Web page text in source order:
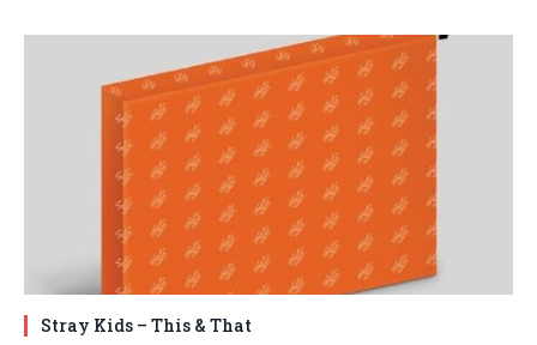
Stray Kids – This & That